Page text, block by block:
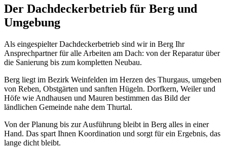
Der Dachdeckerbetrieb für Berg und
Umgebung
Als eingespielter Dachdeckerbetrieb sind wir in Berg Ihr
Ansprechpartner für alle Arbeiten am Dach: von der Reparatur über
die Sanierung bis zum kompletten Neubau.
Berg liegt im Bezirk Weinfelden im Herzen des Thurgaus, umgeben
von Reben, Obstgärten und sanften Hügeln. Dorfkern, Weiler und
Höfe wie Andhausen und Mauren bestimmen das Bild der
ländlichen Gemeinde nahe dem Thurtal.
Von der Planung bis zur Ausführung bleibt in Berg alles in einer
Hand. Das spart Ihnen Koordination und sorgt für ein Ergebnis, das
lange dicht bleibt.